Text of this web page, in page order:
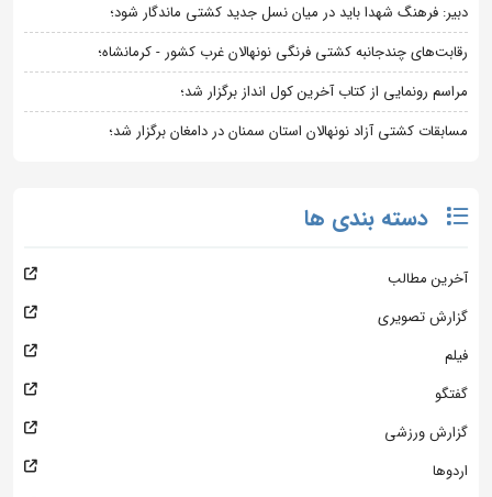
دبیر: فرهنگ شهدا باید در میان نسل جدید کشتی ماندگار شود؛
رقابت‌های چندجانبه کشتی فرنگی نونهالان غرب کشور - کرمانشاه؛
مراسم رونمایی از کتاب آخرین کول انداز برگزار شد؛
مسابقات کشتی آزاد نونهالان استان سمنان در دامغان برگزار شد؛
دسته بندی ها
آخرین مطالب
گزارش تصویری
فیلم
گفتگو
گزارش ورزشی
اردوها